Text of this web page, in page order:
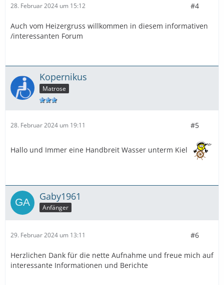
28. Februar 2024 um 15:12 #4
Auch vom Heizergruss willkommen in diesem informativen
/interessanten Forum
Kopernikus
Matrose
28. Februar 2024 um 19:11 #5
Hallo und Immer eine Handbreit Wasser unterm Kiel
Gaby1961
Anfänger
29. Februar 2024 um 13:11 #6
Herzlichen Dank für die nette Aufnahme und freue mich auf
interessante Informationen und Berichte